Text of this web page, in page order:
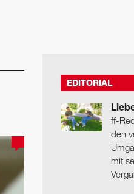
EDITORIAL
ff-
den
mit